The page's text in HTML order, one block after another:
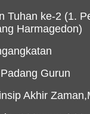
Tuhan ke-2 (1.
Harmagedon)
Gurun
Akhir